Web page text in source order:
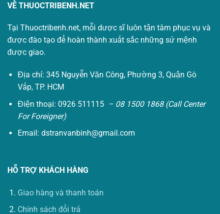
VỀ THUOCTRIBENH.NET
Tại Thuoctribenh.net, mỗi dược sĩ luôn tận tâm phục vụ và
được đào tạo để hoàn thành xuất sắc những sứ mệnh
được giao.
Địa chỉ: 345 Nguyễn Văn Công, Phường 3, Quận Gò
Vấp, TP. HCM
Điện thoại: 0926 511115 – 08 1500 1868 (Call Center
For Foreigner)
Email: dstranvanbinh@gmail.com
HỖ TRỢ KHÁCH HÀNG
Giao hàng và thanh toán
Chính sách đổi trả